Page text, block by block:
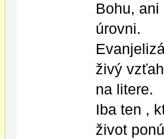
Bohu,
úrovni.
živý
na litere.
Iba ten ,
život